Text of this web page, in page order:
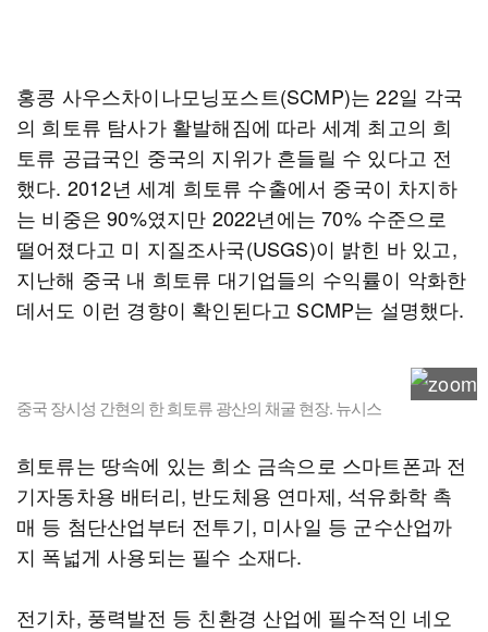
홍콩 사우스차이나모닝포스트(SCMP)는 22일 각국
의 희토류 탐사가 활발해짐에 따라 세계 최고의 희
토류 공급국인 중국의 지위가 흔들릴 수 있다고 전
했다. 2012년 세계 희토류 수출에서 중국이 차지하
는 비중은 90%였지만 2022년에는 70% 수준으로
떨어졌다고 미 지질조사국(USGS)이 밝힌 바 있고,
지난해 중국 내 희토류 대기업들의 수익률이 악화한
데서도 이런 경향이 확인된다고 SCMP는 설명했다.
중국 장시성 간현의 한 희토류 광산의 채굴 현장. 뉴시스
희토류는 땅속에 있는 희소 금속으로 스마트폰과 전
기자동차용 배터리, 반도체용 연마제, 석유화학 촉
매 등 첨단산업부터 전투기, 미사일 등 군수산업까
지 폭넓게 사용되는 필수 소재다.
전기차, 풍력발전 등 친환경 산업에 필수적인 네오